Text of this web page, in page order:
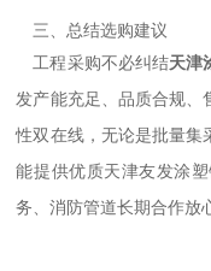
三、总结选购建议
工程采购不必纠结天津
发产能充足、品质合规、
性双在线，无论是批量集
能提供优质天津友发涂
务、消防管道长期合作放